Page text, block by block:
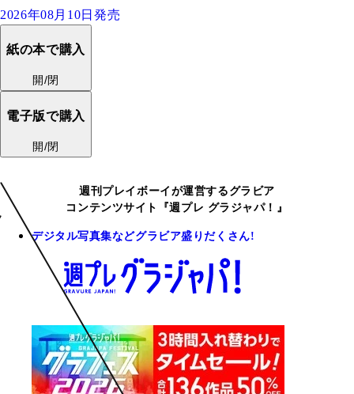
2026年08月10日発売
紙の本で購入
開/閉
電子版で購入
開/閉
週刊プレイボーイが運営するグラビア
コンテンツサイト『週プレ グラジャパ！』
デジタル写真集などグラビア盛りだくさん!